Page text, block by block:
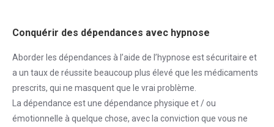
Conquérir des dépendances avec hypnose
Aborder les dépendances à l’aide de l’hypnose est sécuritaire et
a un taux de réussite beaucoup plus élevé que les médicaments
prescrits, qui ne masquent que le vrai problème.
La dépendance est une dépendance physique et / ou
émotionnelle à quelque chose, avec la conviction que vous ne